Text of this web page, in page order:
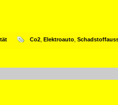
Co2 Elektroauto